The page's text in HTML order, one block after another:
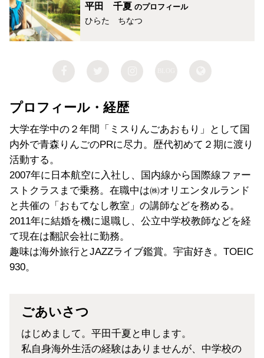
平田 千夏 のプロフィール
ひらた ちなつ
プロフィール・経歴
大学在学中の２年間「ミスりんごあおもり」として国
内外で青森りんごのPRに尽力。歴代初めて２期に渡り
活動する。
2007年に日本航空に入社し、国内線から国際線ファー
ストクラスまで乗務。在職中は㈱オリエンタルランド
と共催の「おもてなし教室」の講師などを務める。
2011年に結婚を機に退職し、公立中学校教師などを経
て現在は翻訳会社に勤務。
趣味は海外旅行とJAZZライブ鑑賞。宇宙好き。TOEIC
930。
ごあいさつ
はじめまして。平田千夏と申します。
私自身海外生活の経験はありませんが、中学校の